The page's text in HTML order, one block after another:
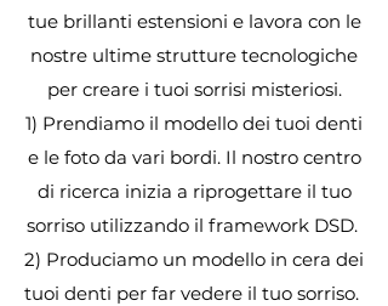
tue brillanti estensioni e lavora con le
nostre ultime strutture tecnologiche
per creare i tuoi sorrisi misteriosi.
1) Prendiamo il modello dei tuoi denti
e le foto da vari bordi. Il nostro centro
di ricerca inizia a riprogettare il tuo
sorriso utilizzando il framework DSD.
2) Produciamo un modello in cera dei
tuoi denti per far vedere il tuo sorriso.